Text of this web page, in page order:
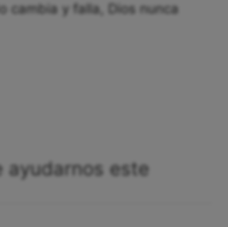
cambia y falla, Dios nunca
ayudarnos este